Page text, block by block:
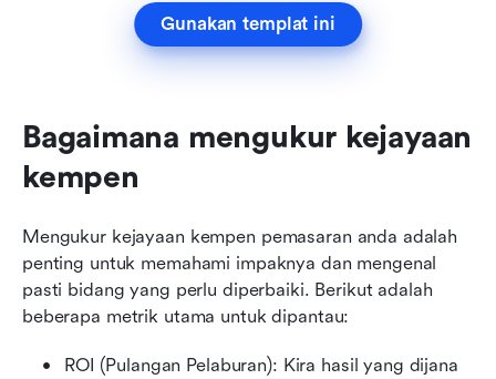
Gunakan templat ini
Bagaimana mengukur kejayaan
kempen
Mengukur kejayaan kempen pemasaran anda adalah
penting untuk memahami impaknya dan mengenal
pasti bidang yang perlu diperbaiki. Berikut adalah
beberapa metrik utama untuk dipantau:
ROI (Pulangan Pelaburan): Kira hasil yang dijana